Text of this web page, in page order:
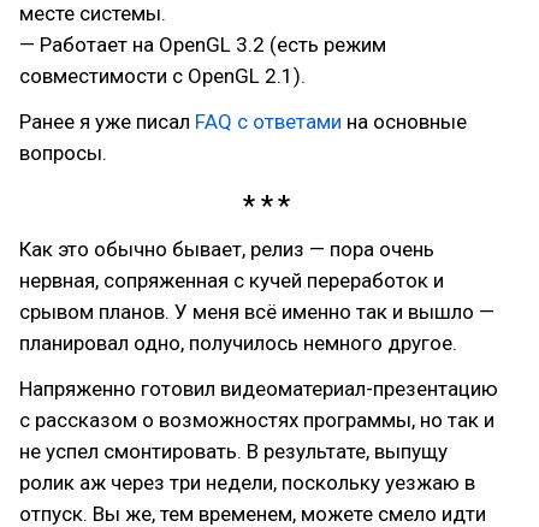
месте системы.
— Работает на OpenGL 3.2 (есть режим
совместимости с OpenGL 2.1).
Ранее я уже писал FAQ с ответами на основные
вопросы.
Как это обычно бывает, релиз — пора очень
нервная, сопряженная с кучей переработок и
срывом планов. У меня всё именно так и вышло —
планировал одно, получилось немного другое.
Напряженно готовил видеоматериал-презентацию
с рассказом о возможностях программы, но так и
не успел смонтировать. В результате, выпущу
ролик аж через три недели, поскольку уезжаю в
отпуск. Вы же, тем временем, можете смело идти